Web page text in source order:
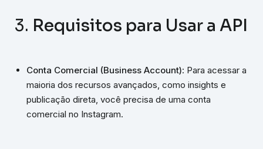
3. Requisitos para Usar a API
Conta Comercial (Business Account): Para acessar a
maioria dos recursos avançados, como insights e
publicação direta, você precisa de uma conta
comercial no Instagram.